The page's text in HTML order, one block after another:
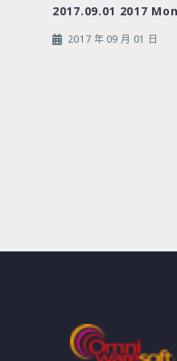
2017.09.01 2017
2017 年 09 月 01 日